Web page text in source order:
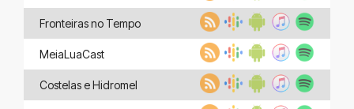
Fronteiras no Tempo
MeiaLuaCast
Costelas e Hidromel